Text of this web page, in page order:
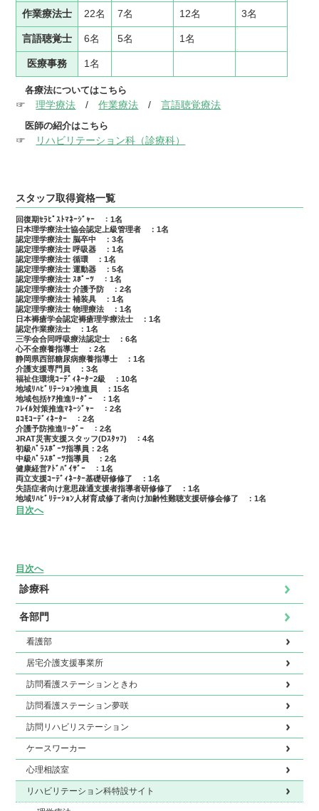
作業療法士 22名 7名 12名 3名
言語聴覚士 6名 5名 1名
医療事務 1名
各療法についてはこちら
☞理学療法 /作業療法 /言語聴覚療法
医師の紹介はこちら
☞ リハビリテーション科（診療科）
スタッフ取得資格一覧
回復期ｾﾗﾋﾟｽﾄﾏﾈｰｼﾞｬｰ ：1名
日本理学療法士協会認定上級管理者 ：1名
認定理学療法士 脳卒中 ：3名
認定理学療法士 呼吸器 ：1名
認定理学療法士 循環 ：1名
認定理学療法士 運動器 ：5名
認定理学療法士 ｽﾎﾟｰﾂ ：1名
認定理学療法士 介護予防 ：2名
認定理学療法士 補装具 ：1名
認定理学療法士 物理療法 ：1名
日本褥瘡学会認定褥瘡理学療法士 ：1名
認定作業療法士 ：1名
三学会合同呼吸療法認定士 ：6名
心不全療養指導士 ：2名
静岡県西部糖尿病療養指導士 ：1名
介護支援専門員 ：3名
福祉住環境ｺｰﾃﾞｨﾈｰﾀｰ2級 ：10名
地域ﾘﾊﾋﾞﾘﾃｰｼｮﾝ推進員 ：15名
地域包括ｹｱ推進ﾘｰﾀﾞｰ ：1名
ﾌﾚｲﾙ対策推進ﾏﾈｰｼﾞｬｰ ：2名
ﾛｺﾓｺｰﾃﾞｨﾈｰﾀｰ ：2名
介護予防推進ﾘｰﾀﾞｰ ：2名
JRAT災害支援スタッフ(Dｽﾀｯﾌ) ：4名
初級ﾊﾟﾗｽﾎﾟｰﾂ指導員：2名
中級ﾊﾟﾗｽﾎﾟｰﾂ指導員 ：2名
健康経営ｱﾄﾞﾊﾞｲｻﾞｰ ：1名
両立支援ｺｰﾃﾞｨﾈｰﾀｰ基礎研修修了 ：1名
失語症者向け意思疎通支援者指導者研修修了 ：1名
地域ﾘﾊﾋﾞﾘﾃｰｼｮﾝ人材育成修了者向け加齢性難聴支援研修会修了 ：1名
目次へ
目次へ
診療科
各部門
看護部
居宅介護支援事業所
訪問看護ステーションときわ
訪問看護ステーション夢咲
訪問リハビリステーション
ケースワーカー
心理相談室
リハビリテーション科特設サイト